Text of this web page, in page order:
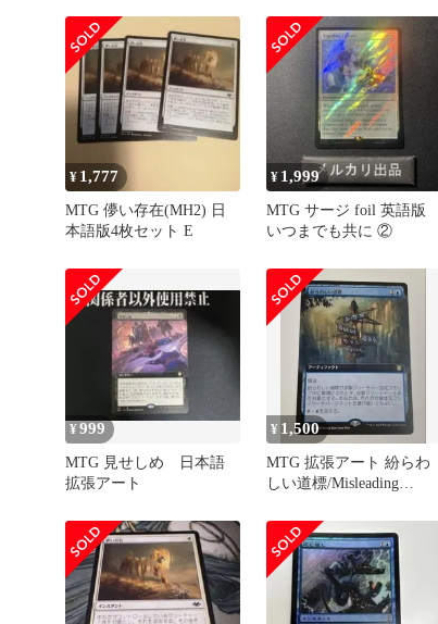
¥ 1,777
MTG 儚い存在(MH2) 日
本語版4枚セット E
¥ 1,999
MTG サージ foil 英語版
いつまでも共に ②
¥999
MTG 見せしめ 日本語
拡張アート
¥ 1,500
MTG 拡張アート 紛らわ
しい道標/Misleading